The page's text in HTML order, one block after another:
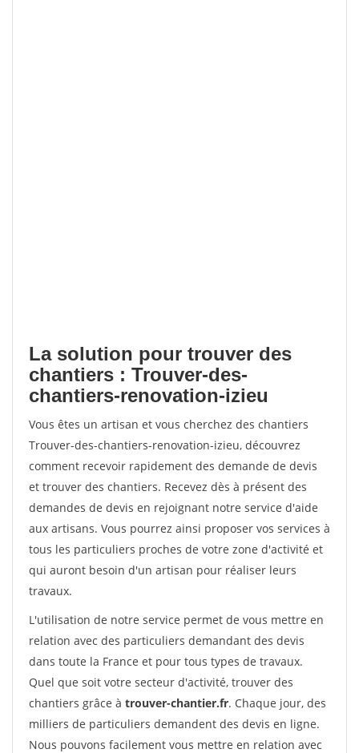
La solution pour trouver des
chantiers : Trouver-des-
chantiers-renovation-izieu
Vous êtes un artisan et vous cherchez des chantiers
Trouver-des-chantiers-renovation-izieu, découvrez
comment recevoir rapidement des demande de devis
et trouver des chantiers. Recevez dès à présent des
demandes de devis en rejoignant notre service d'aide
aux artisans. Vous pourrez ainsi proposer vos services à
tous les particuliers proches de votre zone d'activité et
qui auront besoin d'un artisan pour réaliser leurs
travaux.
L'utilisation de notre service permet de vous mettre en
relation avec des particuliers demandant des devis
dans toute la France et pour tous types de travaux.
Quel que soit votre secteur d'activité, trouver des
chantiers grâce à trouver-chantier.fr. Chaque jour, des
milliers de particuliers demandent des devis en ligne.
Nous pouvons facilement vous mettre en relation avec